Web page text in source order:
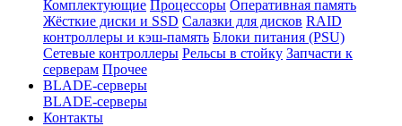
Комплектующие Процессоры Оперативная память
Жёсткие диски и SSD Салазки для дисков RAID
контроллеры и кэш-память Блоки питания (PSU)
Сетевые контроллеры Рельсы в стойку Запчасти к
серверам Прочее
BLADE-серверы
BLADE-серверы
Контакты